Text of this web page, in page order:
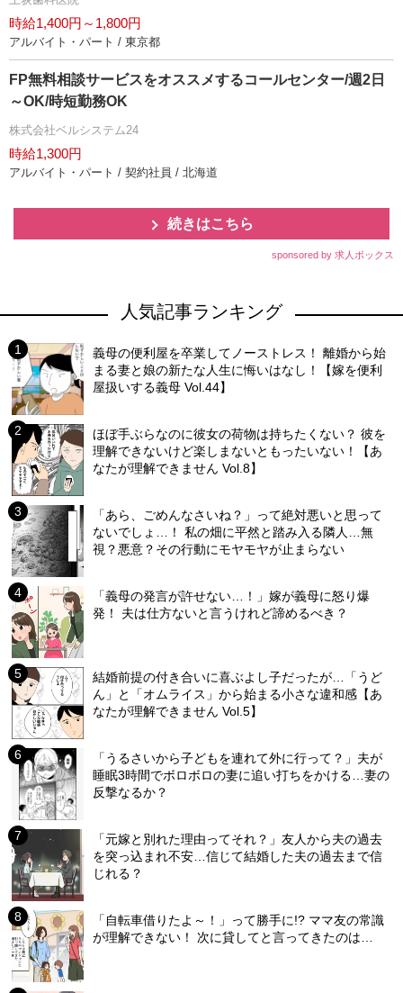
時給1,400円～1,800円
アルバイト・パート / 東京都
FP無料相談サービスをオススメするコールセンター/週2日
～OK/時短勤務OK
株式会社ベルシステム24
時給1,300円
アルバイト・パート / 契約社員 / 北海道
続きはこちら
sponsored by 求人ボックス
人気記事ランキング
義母の便利屋を卒業してノーストレス！ 離婚から始
まる妻と娘の新たな人生に悔いはなし！【嫁を便利
屋扱いする義母 Vol.44】
ほぼ手ぶらなのに彼女の荷物は持ちたくない？ 彼を
理解できないけど楽しまないともったいない！【あ
なたが理解できません Vol.8】
「あら、ごめんなさいね？」って絶対悪いと思って
ないでしょ…！ 私の畑に平然と踏み入る隣人…無
視？悪意？その行動にモヤモヤが止まらない
「義母の発言が許せない…！」嫁が義母に怒り爆
発！ 夫は仕方ないと言うけれど諦めるべき？
結婚前提の付き合いに喜ぶよし子だったが…「うど
ん」と「オムライス」から始まる小さな違和感【あ
なたが理解できません Vol.5】
「うるさいから子どもを連れて外に行って？」夫が
睡眠3時間でボロボロの妻に追い打ちをかける…妻の
反撃なるか？
「元嫁と別れた理由ってそれ？」友人から夫の過去
を突っ込まれ不安…信じて結婚した夫の過去まで信
じれる？
「自転車借りたよ～！」って勝手に!? ママ友の常識
が理解できない！ 次に貸してと言ってきたのは…